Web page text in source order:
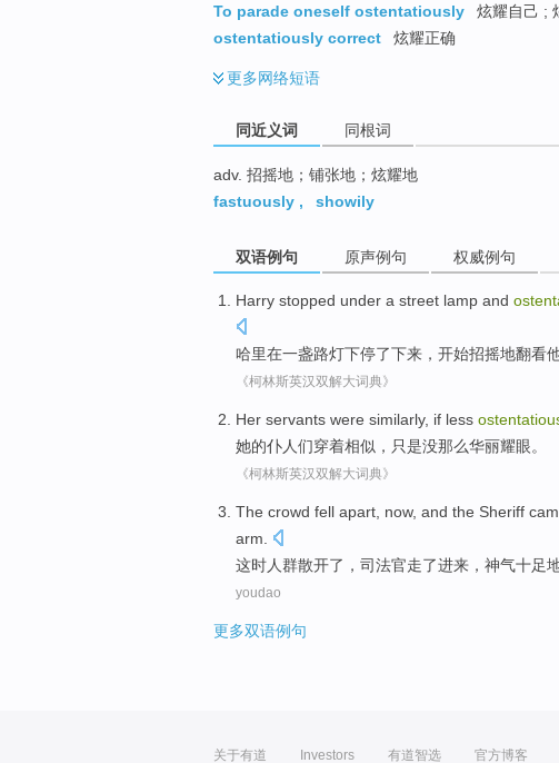
To parade oneself ostentatiously
炫耀自己 ;
ostentatiously correct
炫耀正确
更多网络短语
同近义词 同根词
adv. 招摇地；铺张地；炫耀地
fastuously , showily
双语例句 原声例句 权威例句
Harry stopped under a street lamp and
哈里在一盏路灯下停了下来， 开始招摇地翻看
《柯林斯英汉双解大词典》
Her servants were similarly, if less
她的仆人们穿着相似 ，只是没那么华丽耀眼。
《柯林斯英汉双解大词典》
The crowd fell apart , now, and the Sheriff
arm
这时人群散开了， 司法官走了进来，神气十足
youdao
更多双语例句
关于有道 Investors 有道智选 官方博客